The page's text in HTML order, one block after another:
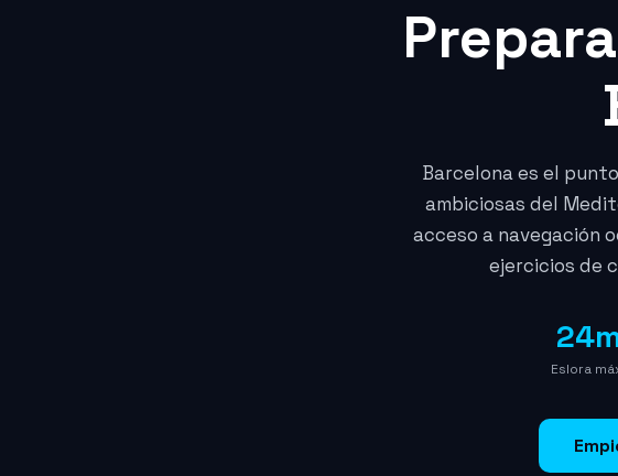
Barcelona es el
ambiciosas del
acceso a navegación
ejercicios de
Eslora